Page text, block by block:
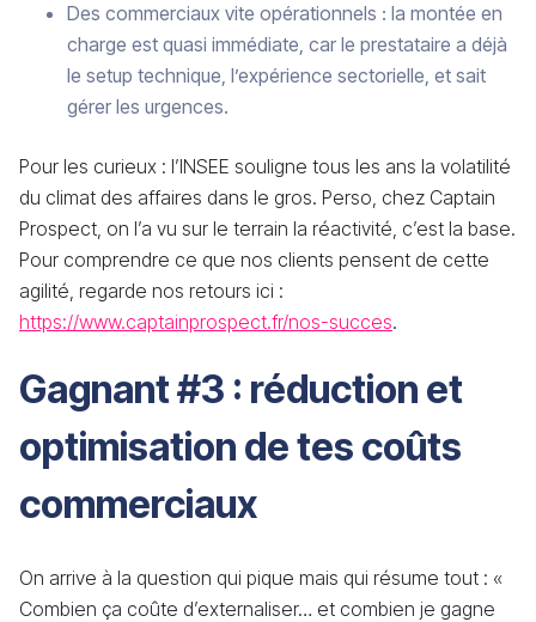
Des commerciaux vite opérationnels : la montée en
charge est quasi immédiate, car le prestataire a déjà
le setup technique, l’expérience sectorielle, et sait
gérer les urgences.
Pour les curieux : l’INSEE souligne tous les ans la volatilité
du climat des affaires dans le gros. Perso, chez Captain
Prospect, on l’a vu sur le terrain la réactivité, c’est la base.
Pour comprendre ce que nos clients pensent de cette
agilité, regarde nos retours ici :
https://www.captainprospect.fr/nos-succes.
Gagnant #3 : réduction et
optimisation de tes coûts
commerciaux
On arrive à la question qui pique mais qui résume tout : «
Combien ça coûte d’externaliser… et combien je gagne